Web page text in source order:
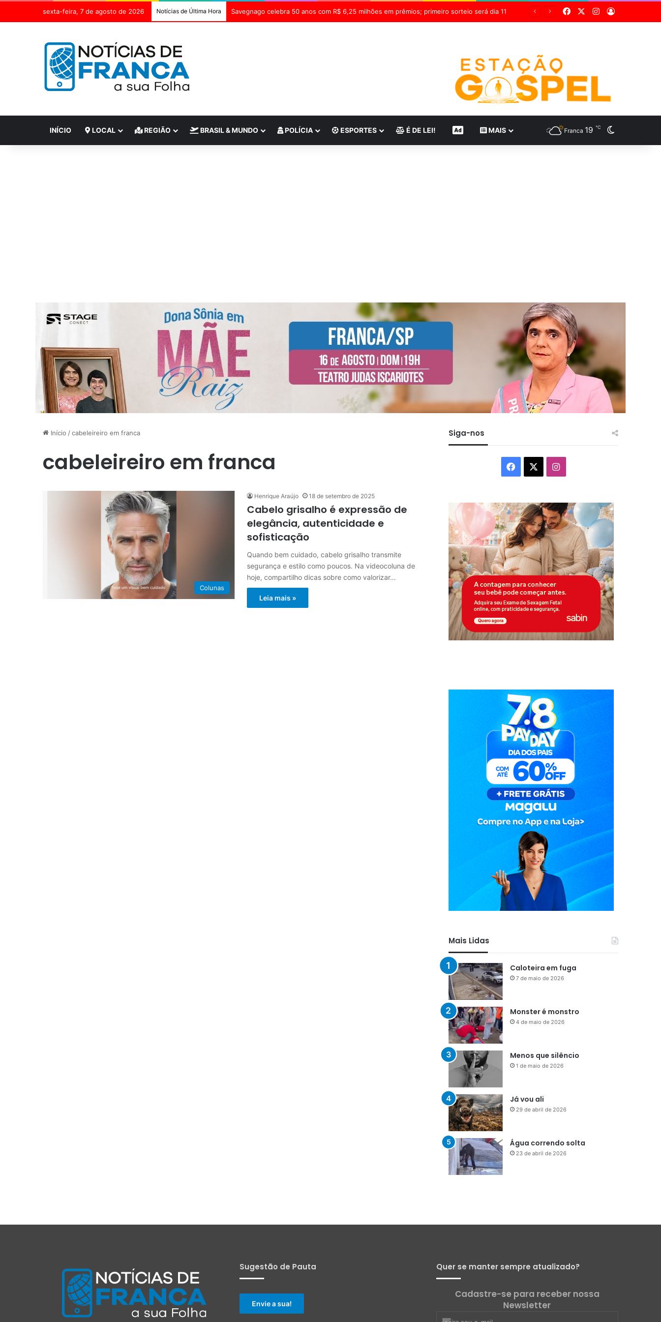
sexta-feira, 7 de agosto de 2026 Notícias de Última Hora FacebookInstagram
Entrar
INÍCIO LOCAL REGIÃO BRASIL & MUNDO POLÍCIA ESPORTES É DE LEI! CONTEÚDO DE MARCA
MAIS Franca 19 ℃
Início /cabeleireiro em franca
cabeleireiro em franca
Colunas
Henrique Araújo 18 de setembro de 2025
Cabelo grisalho é expressão de
elegância, autenticidade e
sofisticação
Quando bem cuidado, cabelo grisalho transmite
segurança e estilo como poucos. Na videocoluna de
hoje, compartilho dicas sobre como valorizar…
Leia mais »
Siga-nos
Facebook Instagram
Mais Lidas
Caloteira em fuga
Monster é monstro
Menos que silêncio
Já vou ali